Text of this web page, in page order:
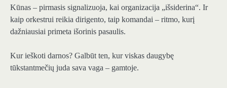
Kūnas – pirmasis signalizuoja, kai organizacija „išsiderina“. Ir
kaip orkestrui reikia dirigento, taip komandai – ritmo, kurį
dažniausiai primeta išorinis pasaulis.
Kur ieškoti darnos? Galbūt ten, kur viskas daugybę
tūkstantmečių juda sava vaga – gamtoje.